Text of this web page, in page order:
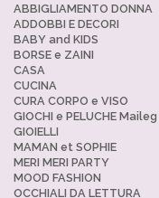
ABBIGLIAMENTO DONNA
ADDOBBI E DECORI
BABY and KIDS
BORSE e ZAINI
CASA
CUCINA
CURA CORPO e VISO
GIOCHI e PELUCHE Maileg
GIOIELLI
MAMAN et SOPHIE
MERI MERI PARTY
MOOD FASHION
OCCHIALI DA LETTURA